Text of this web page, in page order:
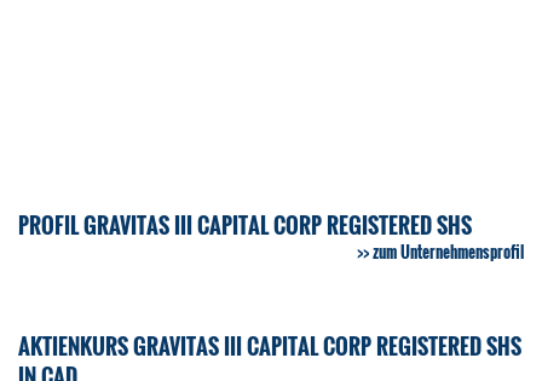
PROFIL GRAVITAS III CAPITAL CORP REGISTERED SHS
zum Unternehmensprofil
AKTIENKURS GRAVITAS III CAPITAL CORP REGISTERED SHS